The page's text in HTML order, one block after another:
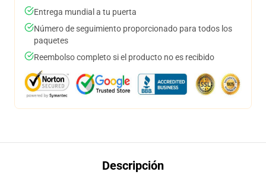
Entrega mundial a tu puerta
Número de seguimiento proporcionado para todos los
paquetes
Reembolso completo si el producto no es recibido
Descripción